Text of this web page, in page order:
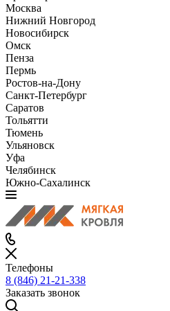
Москва
Нижний Новгород
Новосибирск
Омск
Пенза
Пермь
Ростов-на-Дону
Санкт-Петербург
Саратов
Тольятти
Тюмень
Ульяновск
Уфа
Челябинск
Южно-Сахалинск
Телефоны
8 (846) 21-21-338
Заказать звонок